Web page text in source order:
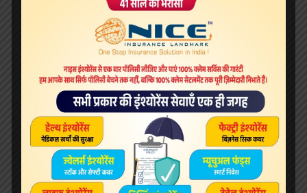
View this post on Instagram